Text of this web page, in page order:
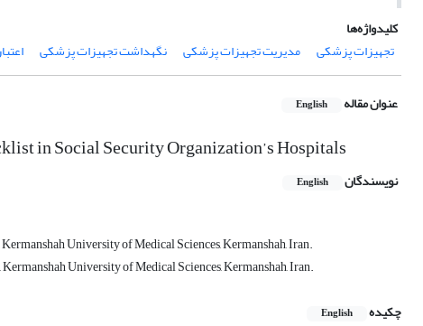
کلیدواژه‌ها
تجهیزات پزشکی
مدیریت تجهیزات پزشکی نگهداشت تجهیزات پزشکی
عنوان مقاله English
in Social Security Organization’s Hospitals
نویسندگان English
University of Medical Sciences, Kermanshah, Iran.
University of Medical Sciences, Kermanshah, Iran.
چکیده
English